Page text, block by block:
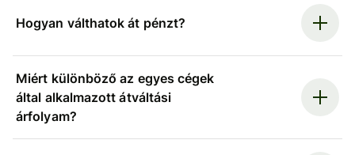
Hogyan válthatok át pénzt?
Miért különböző az egyes cégek
által alkalmazott átváltási
árfolyam?